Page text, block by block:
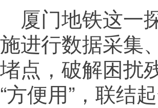
门地铁这一探
进行数据采集
点，破解困扰
方便用”，联结